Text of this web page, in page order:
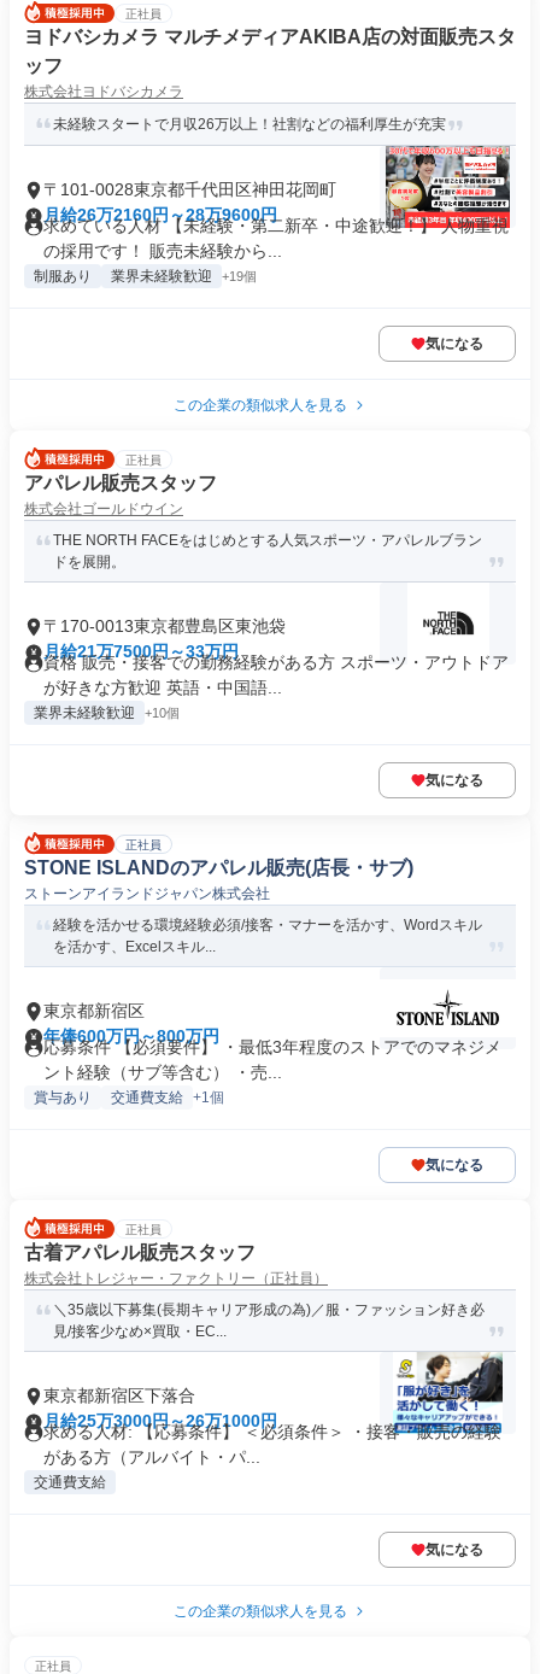
正社員
ヨドバシカメラ マルチメディアAKIBA店の対面販売スタ
ッフ
株式会社ヨドバシカメラ
未経験スタートで月収26万以上！社割などの福利厚生が充実
〒101-0028東京都千代田区神田花岡町
月給26万2160円～28万9600円
求めている人材 【未経験・第二新卒・中途歓迎！】 人物重視
の採用です！ 販売未経験から...
制服あり 業界未経験歓迎 +19個
気になる
この企業の類似求人を見る
正社員
アパレル販売スタッフ
株式会社ゴールドウイン
THE NORTH FACEをはじめとする人気スポーツ・アパレルブラン
ドを展開。
〒170-0013東京都豊島区東池袋
月給21万7500円～33万円
資格 販売・接客での勤務経験がある方 スポーツ・アウトドア
が好きな方歓迎 英語・中国語...
業界未経験歓迎 +10個
気になる
正社員
STONE ISLANDのアパレル販売(店長・サブ)
ストーンアイランドジャパン株式会社
経験を活かせる環境経験必須/接客・マナーを活かす、Wordスキル
を活かす、Excelスキル...
東京都新宿区
年俸600万円～800万円
応募条件 【必須要件】 ・最低3年程度のストアでのマネジメ
ント経験（サブ等含む） ・売...
賞与あり 交通費支給 +1個
気になる
正社員
古着アパレル販売スタッフ
株式会社トレジャー・ファクトリー（正社員）
＼35歳以下募集(長期キャリア形成の為)／服・ファッション好き必
見/接客少なめ×買取・EC...
東京都新宿区下落合
月給25万3000円～26万1000円
求める人材: 【応募条件】 ＜必須条件＞ ・接客・販売の経験
がある方（アルバイト・パ...
交通費支給
気になる
この企業の類似求人を見る
正社員